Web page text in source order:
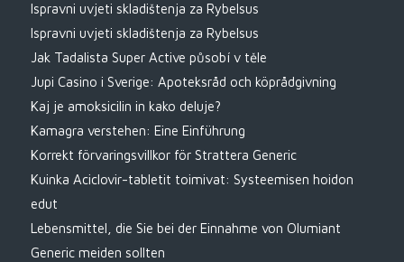
Ispravni uvjeti skladištenja za Rybelsus
Ispravni uvjeti skladištenja za Rybelsus
Jak Tadalista Super Active působí v těle
Jupi Casino i Sverige: Apoteksråd och köprådgivning
Kaj je amoksicilin in kako deluje?
Kamagra verstehen: Eine Einführung
Korrekt förvaringsvillkor för Strattera Generic
Kuinka Aciclovir-tabletit toimivat: Systeemisen hoidon
edut
Lebensmittel, die Sie bei der Einnahme von Olumiant
Generic meiden sollten